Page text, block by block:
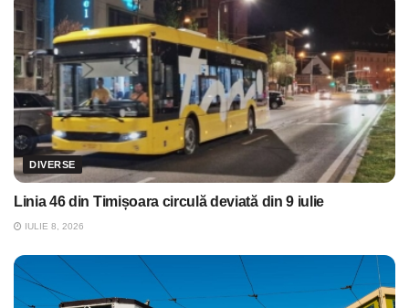
DIVERSE
Linia 46 din Timișoara circulă deviată din 9 iulie
IULIE 8, 2026